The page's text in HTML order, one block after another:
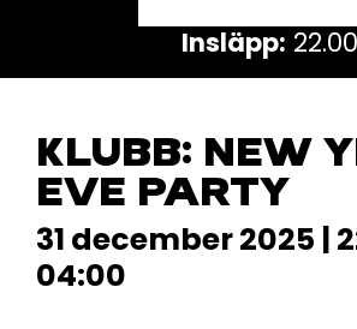
Insläpp: 22.00
KLUBB: NEW
EVE PARTY
31 december 2025 |
04:00